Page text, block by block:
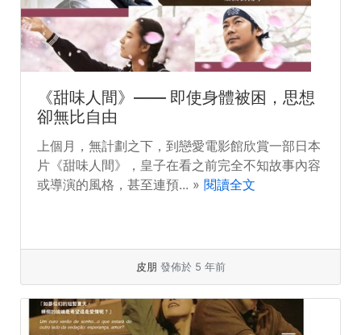
《甜味人間》—— 即使身體被困，思想
卻無比自由
上個月，無計劃之下，到戀愛電影館欣賞一部日本
片《甜味人間》，皇子在看之前完全不知故事內容
或導演的風格，甚至連預... » 閱讀全文
皮朋 發佈於 5 年前